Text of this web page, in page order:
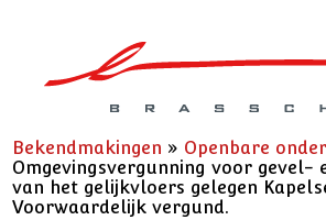
Bekendmakingen » Openbare
Omgevingsvergunning voor gevel-
van het gelijkvloers gelegen
Voorwaardelijk vergund.